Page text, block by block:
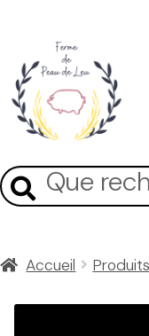
Aller
navigation
Aller
Recherche
pour :
Recherche
Accueil